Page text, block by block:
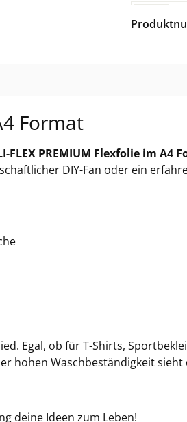
Format
FLEX PREMIUM Flexfolie im A4
DIY-Fan oder ein
Egal, ob für T-Shirts,
Waschbeständigkeit
deine Ideen zum Leben!